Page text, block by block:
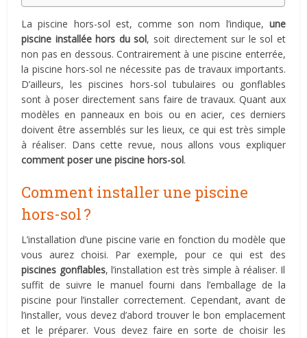
La piscine hors-sol est, comme son nom l’indique, une
piscine installée hors du sol, soit directement sur le sol et
non pas en dessous. Contrairement à une piscine enterrée,
la piscine hors-sol ne nécessite pas de travaux importants.
D’ailleurs, les piscines hors-sol tubulaires ou gonflables
sont à poser directement sans faire de travaux. Quant aux
modèles en panneaux en bois ou en acier, ces derniers
doivent être assemblés sur les lieux, ce qui est très simple
à réaliser. Dans cette revue, nous allons vous expliquer
comment poser une piscine hors-sol.
Comment installer une piscine
hors-sol ?
L’installation d’une piscine varie en fonction du modèle que
vous aurez choisi. Par exemple, pour ce qui est des
piscines gonflables, l’installation est très simple à réaliser. Il
suffit de suivre le manuel fourni dans l’emballage de la
piscine pour l’installer correctement. Cependant, avant de
l’installer, vous devez d’abord trouver le bon emplacement
et le préparer. Vous devez faire en sorte de choisir les